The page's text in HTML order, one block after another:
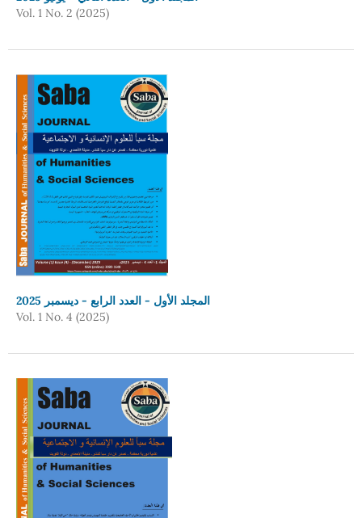
Vol. 1 No. 2 (2025)
المجلد الأول - العدد الرابع - ديسمبر 2025
Vol. 1 No. 4 (2025)